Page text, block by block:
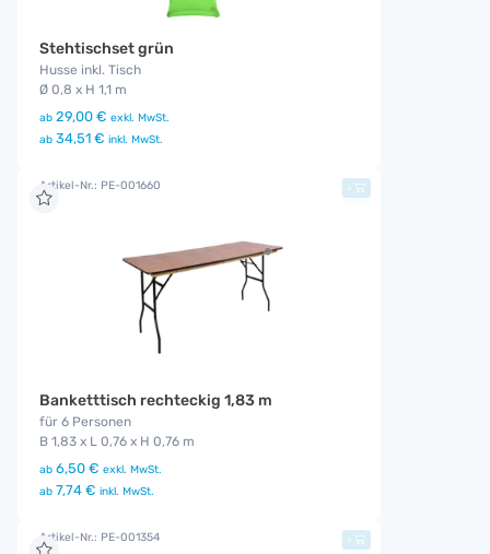
Stehtischset grün
Husse inkl. Tisch
Ø 0,8 x H 1,1 m
ab 29,00 € exkl. MwSt.
ab 34,51 € inkl. MwSt.
Artikel-Nr.: PE-001660
Banketttisch rechteckig 1,83 m
für 6 Personen
B 1,83 x L 0,76 x H 0,76 m
ab 6,50 € exkl. MwSt.
ab 7,74 € inkl. MwSt.
+
Artikel-Nr.: PE-001354 +